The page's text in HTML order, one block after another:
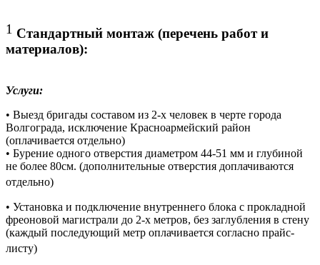
1 Стандартный монтаж (перечень работ и
материалов):
Услуги:
• Выезд бригады составом из 2-х человек в черте города
Волгограда, исключение Красноармейский район
(оплачивается отдельно)
• Бурение одного отверстия диаметром 44-51 мм и глубиной
не более 80см. (дополнительные отверстия доплачиваются
отдельно)
• Установка и подключение внутреннего блока с прокладной
фреоновой магистрали до 2-х метров, без заглубления в стену
(каждый последующий метр оплачивается согласно прайс-
листу)